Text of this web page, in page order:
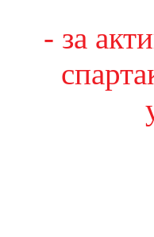
- за